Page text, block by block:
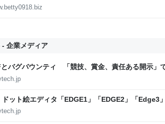
- 企業メディア
バグバウンティ 「競技、賞金、責任ある開示」
ス】 - レバテックLAB
ット絵エディタ「EDGE1」「EDGE2」「Edge3
【フォーカス】 - レバテックLAB